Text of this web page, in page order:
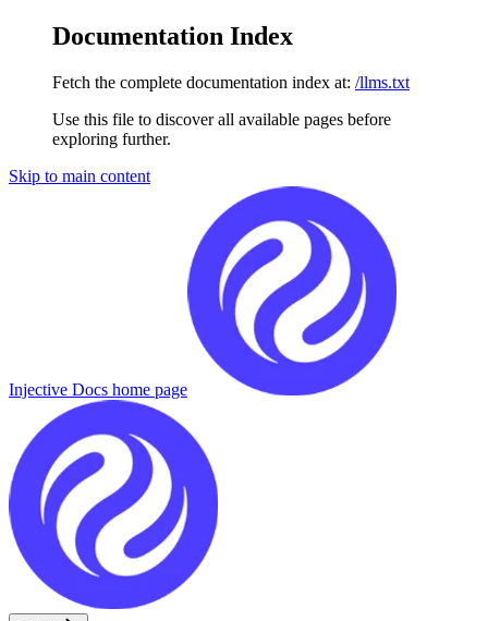
Documentation Index
Fetch the complete documentation index at: /llms.txt
Use this file to discover all available pages before
exploring further.
Skip to main content
Injective Docs home page